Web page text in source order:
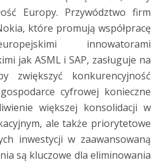
Europy. Przywództwo firm
które promują współpracę
innowatorami
jak ASML i SAP, zasługuje na
zwiększyć konkurencyjność
cyfrowej konieczne
większej konsolidacji w
ale także priorytetowe
inwestycji w zaawansowaną
są kluczowe dla eliminowania